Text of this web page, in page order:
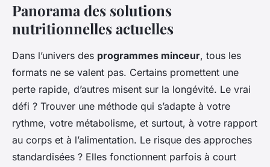
Panorama des solutions
nutritionnelles actuelles
Dans l’univers des programmes minceur, tous les
formats ne se valent pas. Certains promettent une
perte rapide, d’autres misent sur la longévité. Le vrai
défi ? Trouver une méthode qui s’adapte à votre
rythme, votre métabolisme, et surtout, à votre rapport
au corps et à l’alimentation. Le risque des approches
standardisées ? Elles fonctionnent parfois à court